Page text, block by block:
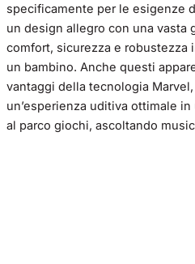
specificamente per le esigenze
un design allegro con una vasta
comfort, sicurezza e robustezza
un bambino. Anche questi
vantaggi della tecnologia
un’esperienza uditiva ottimale in
al parco giochi, ascoltando